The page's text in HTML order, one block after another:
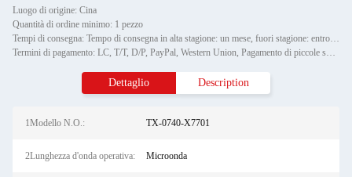
Luogo di origine: Cina
Quantità di ordine minimo: 1 pezzo
Tempi di consegna: Tempo di consegna in alta stagione: un mese, fuori stagione: entro 15 giorni lavorativi
Termini di pagamento: LC, T/T, D/P, PayPal, Western Union, Pagamento di piccole somme,
Dettaglio Description
1Modello N.O.: TX-0740-X7701
2Lunghezza d'onda operativa: Microonda